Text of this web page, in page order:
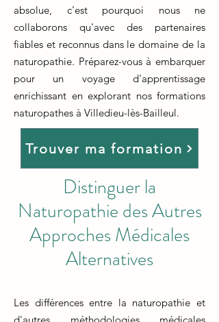
absolue, c'est pourquoi nous ne
collaborons qu'avec des partenaires
fiables et reconnus dans le domaine de la
naturopathie. Préparez-vous à embarquer
pour un voyage d'apprentissage
enrichissant en explorant nos formations
naturopathes à Villedieu-lès-Bailleul.
Trouver ma formation
Distinguer la
Naturopathie des Autres
Approches Médicales
Alternatives
Les différences entre la naturopathie et